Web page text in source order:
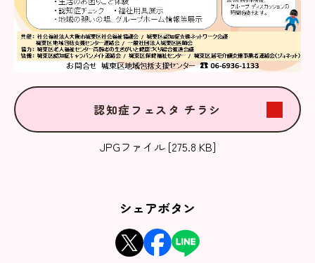
認知症フェスタ チラシ
JPGファイル [275.8 KB]
シェアボタン